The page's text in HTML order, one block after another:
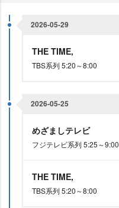
2026-05-29
THE TIME,
TBS系列 5:20～8:00
2026-05-25
めざましテレビ
フジテレビ系列 5:25～9:00
THE TIME,
TBS系列 5:20～8:00